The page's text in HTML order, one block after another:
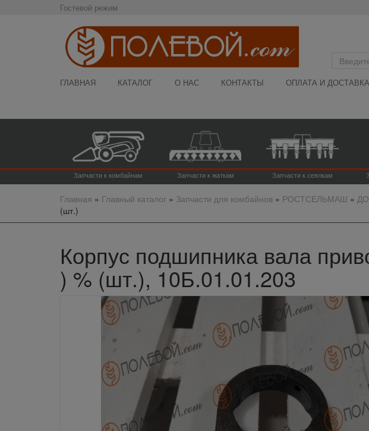
Гостевой режим
ГЛАВНАЯ КАТАЛОГ О НАС КОНТАКТЫ ОПЛАТА И ДОСТАВКА
Запчасти к комбайнам Запчасти к жаткам Запчасти к сеялкам
Главная » Главный каталог» Запчасти для комбайнов» РОСТСЕЛЬМАШ »
(шт.)
Корпус подшипника вала
) % (шт.), 10Б.01.01.203